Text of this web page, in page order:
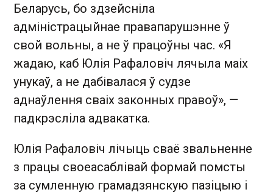
Беларусь, бо здзейсніла
адміністрацыйнае правапарушэнне ў
свой вольны, а не ў працоўны час. «Я
жадаю, каб Юлія Рафаловіч лячыла маіх
унукаў, а не дабівалася ў судзе
аднаўлення сваіх законных правоў», —
падкрэсліла адвакатка.
Юлія Рафаловіч лічыць сваё звальненне
з працы своеасаблівай формай помсты
за сумленную грамадзянскую пазіцыю і